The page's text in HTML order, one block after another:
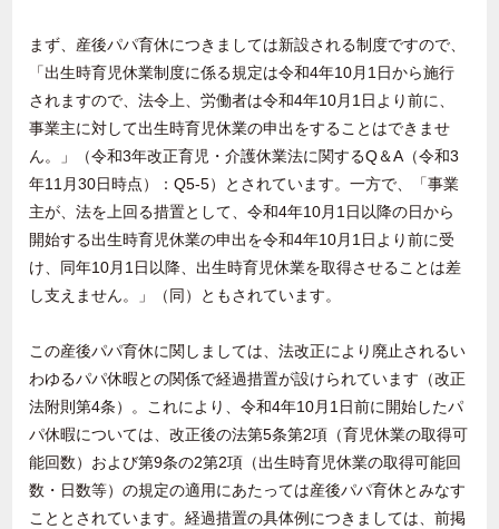
まず、産後パパ育休につきましては新設される制度ですので、
「出生時育児休業制度に係る規定は令和4年10月 1 日から施行
されますので、法令上、労働者は令和4年10月 1 日より前に、
事業主に対して出生時育児休業の申出をすることはできませ
ん。」（令和3年改正育児・介護休業法に関するQ＆A （令和3
年11 月30日時点）：Q5-5）とされています。一方で、「事業
主が、法を上回る措置として、令和4年10月 1 日以降の日から
開始する出生時育児休業の申出を令和4年10月 1 日より前に受
け、同年10月 1 日以降、出生時育児休業を取得させることは差
し支えません。」（同）ともされています。
この産後パパ育休に関しましては、法改正により廃止されるい
わゆるパパ休暇との関係で経過措置が設けられています（改正
法附則第4条）。これにより、令和4年10月 1 日前に開始したパ
パ休暇については、改正後の法第5条第2項（育児休業の取得可
能回数）および第9条の2第2項（出生時育児休業の取得可能回
数・日数等）の規定の適用にあたっては産後パパ育休とみなす
こととされています。経過措置の具体例につきましては、前掲